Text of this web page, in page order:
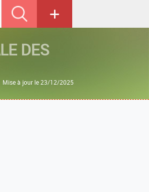
DES
Mise à jour le 23/12/2025